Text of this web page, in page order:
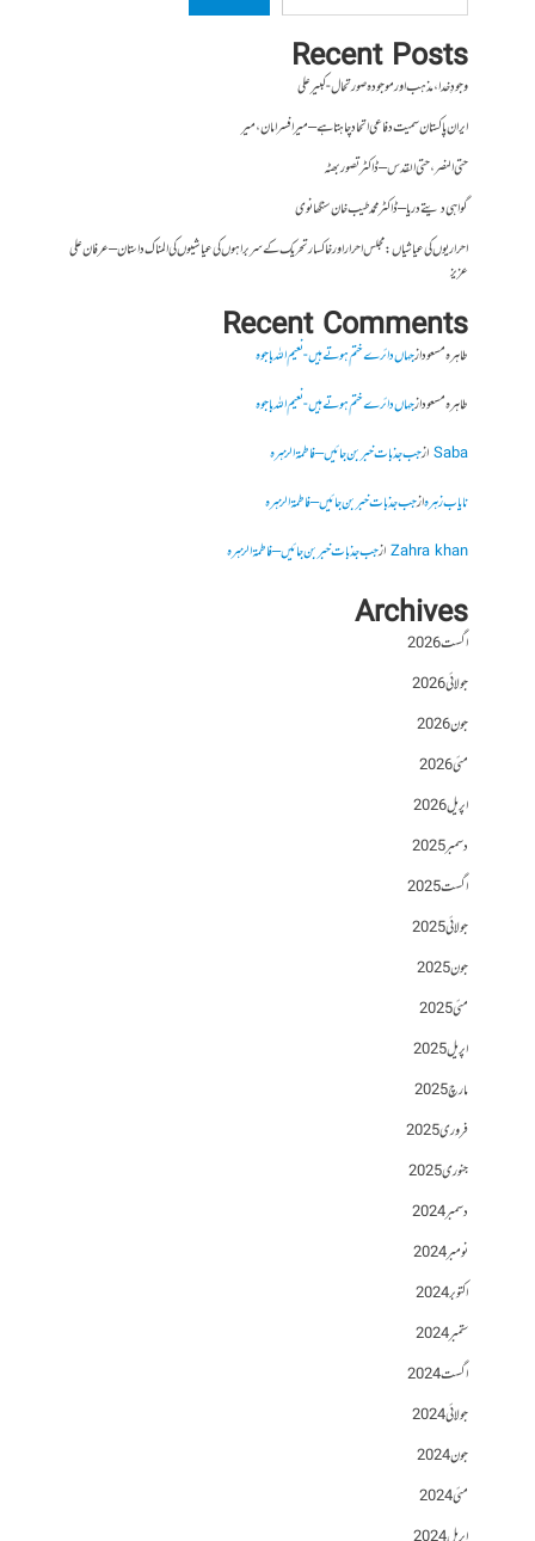
Recent Posts
وجودِ خدا، مذہب اور موجودہ صورتحال- کبیر علی
ایران پاکستان سمیت دفاعی اتحاد چاہتا ہے – میر افسر امان،میر
حتی النصر ، حتی القدس – ڈاکٹر تصور بھٹہ
گواہی دیتے دریا – ڈاکٹر محمد طیب خان سنگھانوی
احراریوں کی عیاشیاں : مجلس احرار اور خاکسار تحریک کے سربراہوں کی عیاشیوں کی المناک داستان – عرفان علی
عزیز
Recent Comments
طاہرہ مسعودازجہاں دائرے ختم ہوتے ہیں- نعیم اللہ باجوہ
طاہرہ مسعودازجہاں دائرے ختم ہوتے ہیں- نعیم اللہ باجوہ
Sabaازجب جذبات خبر بن جائیں – فاطمۃالزہرہ
نایاب زہرہازجب جذبات خبر بن جائیں – فاطمۃالزہرہ
Zahra khanازجب جذبات خبر بن جائیں – فاطمۃالزہرہ
Archives
اگست 2026
جولائی 2026
جون 2026
مئی 2026
اپریل 2026
دسمبر 2025
اگست 2025
جولائی 2025
جون 2025
مئی 2025
اپریل 2025
مارچ 2025
فروری 2025
جنوری 2025
دسمبر 2024
نومبر 2024
اکتوبر 2024
ستمبر 2024
اگست 2024
جولائی 2024
جون 2024
مئی 2024